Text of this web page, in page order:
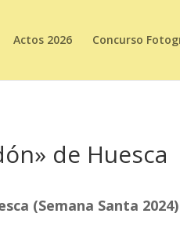
Actos 2026 Concurso
de Huesca
(Semana Santa 2024)